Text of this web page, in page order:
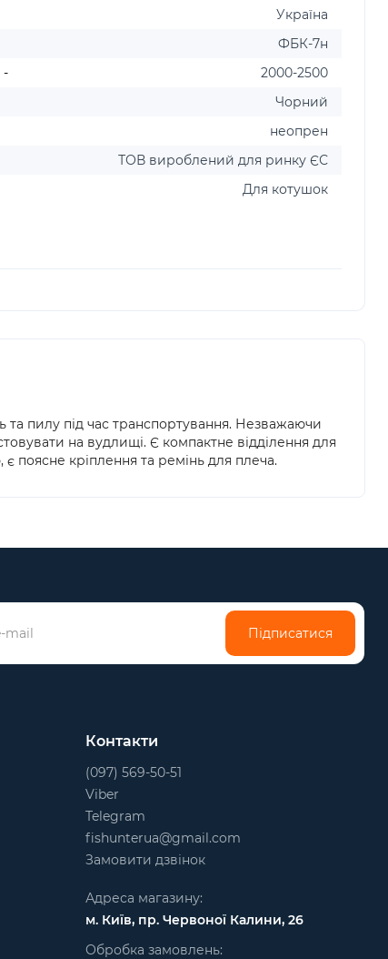
Україна
ФБК-7н
-
2000-2500
Чорний
неопрен
ТОВ вироблений для ринку ЄС
Для котушок
пилу під час транспортування. Незважаючи
на вудлищі. Є компактне відділення для
поясне кріплення та ремінь для плеча.
Підписатися
Контакти
(097) 569-50-51
Viber
Telegram
fishunterua@gmail.com
Замовити дзвінок
Адреса магазину:
м. Київ, пр. Червоної Калини, 26
Обробка замовлень: